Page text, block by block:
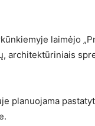
laimėjo
architektūriniais
planuojama